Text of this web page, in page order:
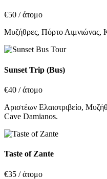
€50 / άτομο
Μυζήθρες, Πόρτο Λιμνιώνας,
Sunset Trip (Bus)
€40 / άτομο
Αριστέων Ελαιοτριβείο,
Cave Damianos.
Taste of Zante
€35 / άτομο